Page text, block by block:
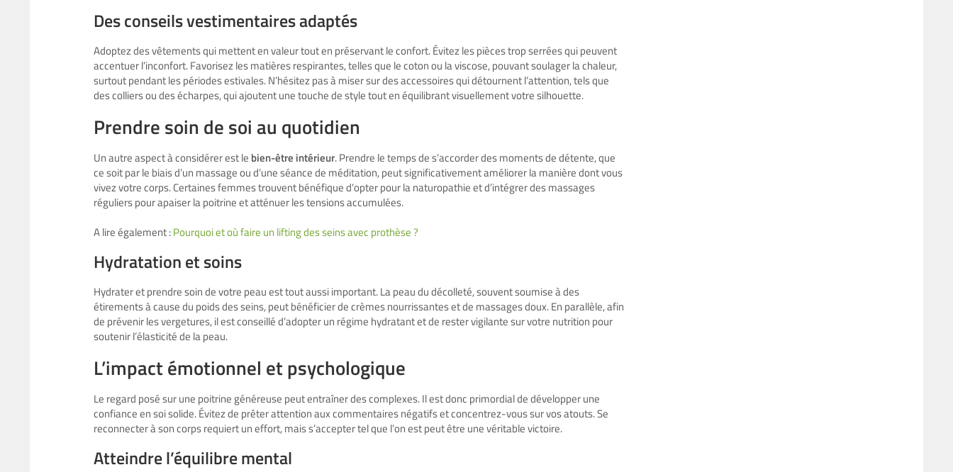
Des conseils vestimentaires adaptés
Adoptez des vêtements qui mettent en valeur tout en préservant le confort. Évitez les pièces trop serrées qui peuvent
accentuer l’inconfort. Favorisez les matières respirantes, telles que le coton ou la viscose, pouvant soulager la chaleur,
surtout pendant les périodes estivales. N’hésitez pas à miser sur des accessoires qui détournent l’attention, tels que
des colliers ou des écharpes, qui ajoutent une touche de style tout en équilibrant visuellement votre silhouette.
Prendre soin de soi au quotidien
Un autre aspect à considérer est le bien-être intérieur. Prendre le temps de s’accorder des moments de détente, que
ce soit par le biais d’un massage ou d’une séance de méditation, peut significativement améliorer la manière dont vous
vivez votre corps. Certaines femmes trouvent bénéfique d’opter pour la naturopathie et d’intégrer des massages
réguliers pour apaiser la poitrine et atténuer les tensions accumulées.
A lire également :Pourquoi et où faire un lifting des seins avec prothèse ?
Hydratation et soins
Hydrater et prendre soin de votre peau est tout aussi important. La peau du décolleté, souvent soumise à des
étirements à cause du poids des seins, peut bénéficier de crèmes nourrissantes et de massages doux. En parallèle, afin
de prévenir les vergetures, il est conseillé d’adopter un régime hydratant et de rester vigilante sur votre nutrition pour
soutenir l’élasticité de la peau.
L’impact émotionnel et psychologique
Le regard posé sur une poitrine généreuse peut entraîner des complexes. Il est donc primordial de développer une
confiance en soi solide. Évitez de prêter attention aux commentaires négatifs et concentrez-vous sur vos atouts. Se
reconnecter à son corps requiert un effort, mais s’accepter tel que l’on est peut être une véritable victoire.
Atteindre l’équilibre mental